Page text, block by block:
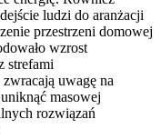
ludzi do aranżacji
przestrzeni domowej
wzrost
strefami
uwagę na
masowej
rozwiązań